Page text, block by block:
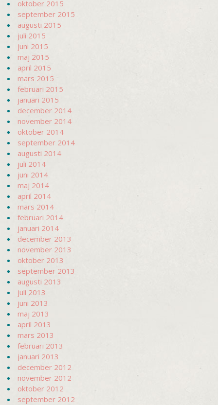
oktober 2015
september 2015
augusti 2015
juli 2015
juni 2015
maj 2015
april 2015
mars 2015
februari 2015
januari 2015
december 2014
november 2014
oktober 2014
september 2014
augusti 2014
juli 2014
juni 2014
maj 2014
april 2014
mars 2014
februari 2014
januari 2014
december 2013
november 2013
oktober 2013
september 2013
augusti 2013
juli 2013
juni 2013
maj 2013
april 2013
mars 2013
februari 2013
januari 2013
december 2012
november 2012
oktober 2012
september 2012